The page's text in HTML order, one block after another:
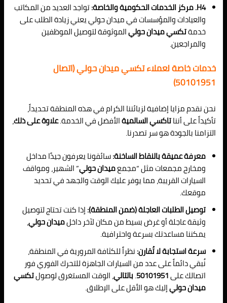
H4. مركز الخدمات الحكومية والخاصة:
تواجد العديد من المكاتب
والعيادات والمؤسسات في ميدان حولي يعني زيادة الطلب على
خدمةتكسي ميدان حوليالموثوقة لتوصيل الموظفين
والمراجعين.
خدمات خاصة لعملاء تكسي ميدان حولي (اتصال
50101951)
نحن نقدم مزايا إضافية لزبائننا الكرام في هذه المنطقة تحديداً،
تأكيداً على أنناتاكسي السالميةالأفضل في الخدمة.علاوة على ذلك،
التزامنا بالجودة هو سر تصدرنا.
معرفة عميقة بالنقاط الساخنة:سائقونا يعرفون جيدًا مداخل
ومخارج مجمعات مثل “مجمعميدان حولي” الشهير، ومواقف
السيارات القريبة، مما يوفر عليك الوقت والجهد في تحديد
موقعك.
توصيل الطلبات العاجلة (ضمن المنطقة):إذا كنت تحتاج لتوصيل
وثيقة عاجلة أو غرض بسيط من مكان لآخر داخلميدان حولي،
يمكننا مساعدتك بسرعة واحترافية.
سرعة استجابة لا تُقارن:نظراً للكثافة المرورية في المنطقة،
نُبقي دائماً على عدد من السيارات الجاهزة للتحرك الفوري فور
اتصالك على50101951
.بالتالي، الوقت المستغرق لوصولتكسي
ميدان حوليإليك هو الأقل على الإطلاق.